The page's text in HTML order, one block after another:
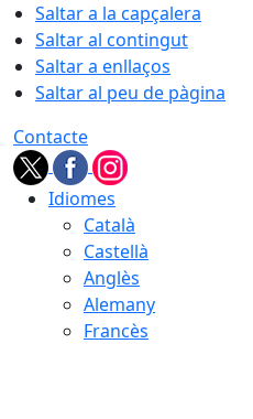
Saltar a la capçalera
Saltar al contingut
Saltar a enllaços
Saltar al peu de pàgina
Contacte
Idiomes
Català
Castellà
Anglès
Alemany
Francès